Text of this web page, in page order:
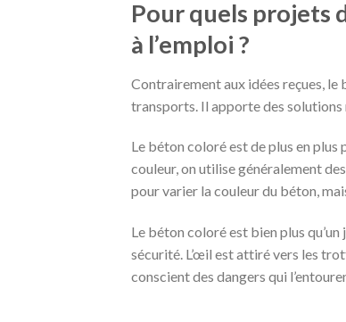
Pour quels projets
à l’emploi ?
Contrairement aux idées reçues,
transports. Il apporte des solutions
Le béton coloré est de plus en
couleur, on utilise généralement
pour varier la couleur du béton,
Le béton coloré est bien plus
sécurité. L’œil est attiré vers les
conscient des dangers qui